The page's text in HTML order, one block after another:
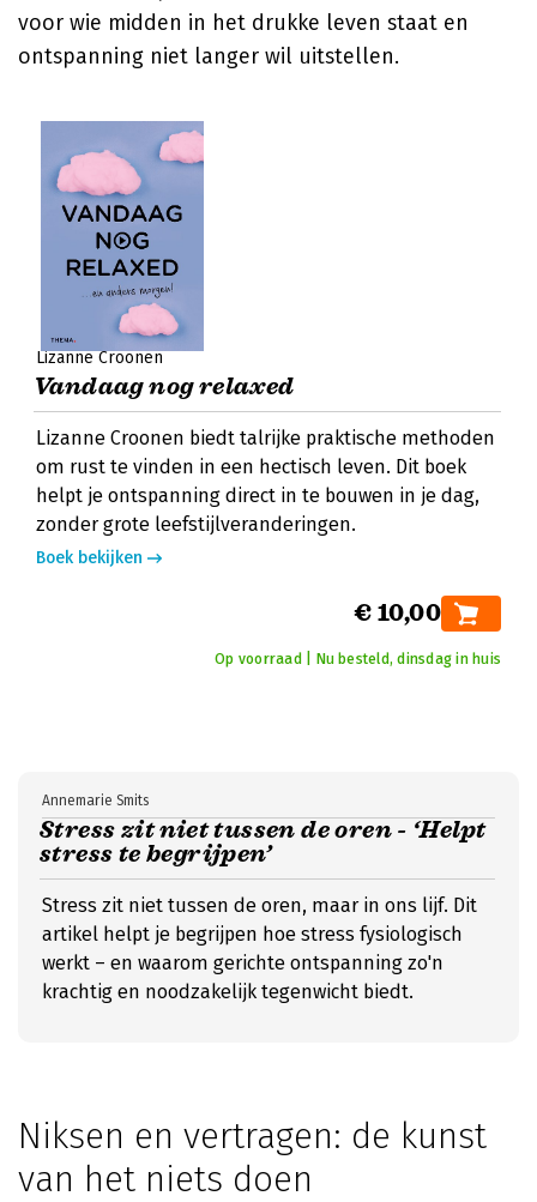
voor wie midden in het drukke leven staat en
ontspanning niet langer wil uitstellen.
Lizanne Croonen
Vandaag nog relaxed
Lizanne Croonen biedt talrijke praktische methoden
om rust te vinden in een hectisch leven. Dit boek
helpt je ontspanning direct in te bouwen in je dag,
zonder grote leefstijlveranderingen.
Boek bekijken
€ 10,00
Op voorraad | Nu besteld, dinsdag in huis
Stress zit niet tussen de oren - ‘Helpt
stress te begrijpen’
Annemarie Smits
Stress zit niet tussen de oren, maar in ons lijf. Dit
artikel helpt je begrijpen hoe stress fysiologisch
werkt – en waarom gerichte ontspanning zo'n
krachtig en noodzakelijk tegenwicht biedt.
Niksen en vertragen: de kunst
van het niets doen